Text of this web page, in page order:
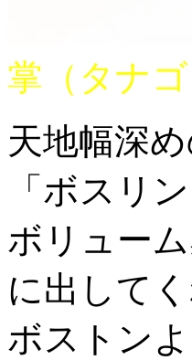
掌（タナ
天地幅深
「ボスリ
ボリュー
に出してく
ボストン